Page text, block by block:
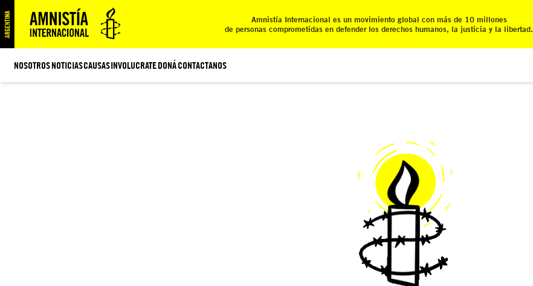
Amnistía Internacional es un movimiento global con más de 10 millones
de personas comprometidas en defender los derechos humanos, la justicia y la libertad.
NOSOTROSNOTICIASCAUSASINVOLUCRATEDONÁCONTACTANOS